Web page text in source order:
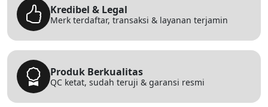
Kredibel & Legal
Merk terdaftar, transaksi & layanan terjamin
Produk Berkualitas
QC ketat, sudah teruji & garansi resmi